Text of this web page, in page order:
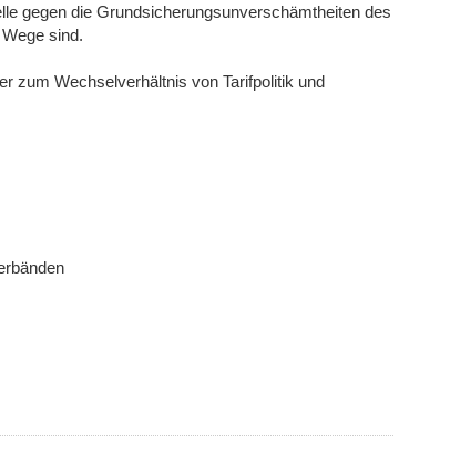
gegen die Grundsicherungsunverschämtheiten des
sind.
zum Wechselverhältnis von Tarifpolitik und